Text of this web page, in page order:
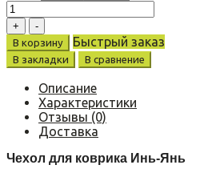
В корзину Быстрый заказ
В закладки В сравнение
Описание
Характеристики
Отзывы (0)
Доставка
Чехол для коврика Инь-Янь